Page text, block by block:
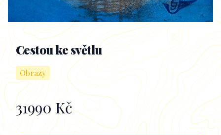
Cestou ke světlu
Obrazy
Informace k obrazu
31990 Kč